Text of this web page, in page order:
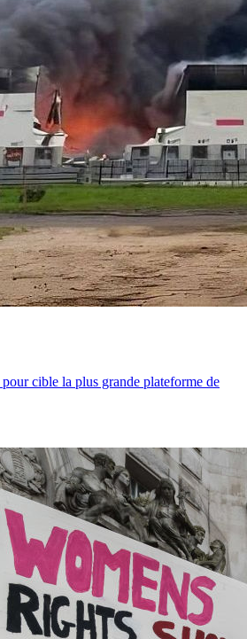
cible la plus grande plateforme de